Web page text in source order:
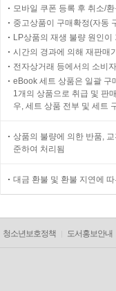
모바일 쿠폰 등록 후 취소/
중고상품이 구매확정(자동
LP상품의 재생 불량 원인
시간의 경과에 의해 재판매
전자상거래 등에서의 소비
eBook 세트 상품은 일괄 구
1개의 상품으로 취급 및 판
우, 세트 상품 전부 및 세트
상품의 불량에 의한 반품,
준하여 처리됨
대금 환불 및 환불 지연에
청소년보호정책 도서홍보안내